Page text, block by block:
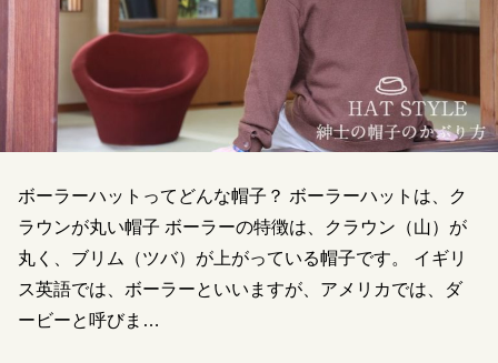
ボーラーハットってどんな帽子？ ボーラーハットは、ク
ラウンが丸い帽子 ボーラーの特徴は、クラウン（山）が
丸く、ブリム（ツバ）が上がっている帽子です。 イギリ
ス英語では、ボーラーといいますが、アメリカでは、ダ
ービーと呼びま…